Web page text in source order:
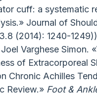
cuff: a systematic
Journal of
(2014): 1240-
Varghese Simon.
of Extracorporeal
Chronic Achilles
Review.» Foot &